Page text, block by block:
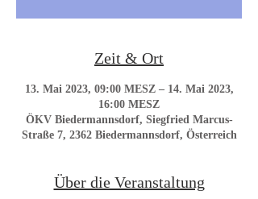
Zeit & Ort
13. Mai 2023, 09:00 MESZ – 14. Mai 2023,
16:00 MESZ
ÖKV Biedermannsdorf, Siegfried Marcus-
Straße 7, 2362 Biedermannsdorf, Österreich
Über die Veranstaltung